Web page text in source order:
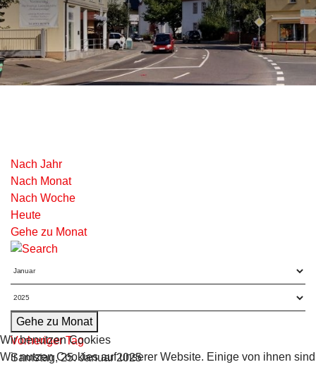
Nach Jahr
Nach Monat
Nach Woche
Heute
Gehe zu Monat
Gehe zu Monat
Vorheriger Tag
Samstag, 25. Januar 2025
Wir benutzen Cookies
Wir nutzen Cookies auf unserer Website. Einige von ihnen sind